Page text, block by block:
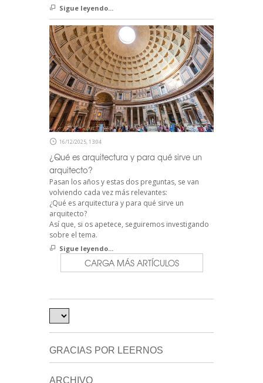
Sigue leyendo...
16/12/2025, 13:04
¿Qué es arquitectura y para qué sirve un
arquitecto?
Pasan los años y estas dos preguntas, se van
volviendo cada vez más relevantes:
¿Qué es arquitectura y para qué sirve un
arquitecto?
Así que, si os apetece, seguiremos investigando
sobre el tema.
Sigue leyendo...
CARGA MÁS ARTÍCULOS
GRACIAS POR LEERNOS
ARCHIVO